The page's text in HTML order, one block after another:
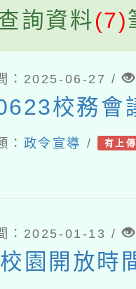
詢資料(7)
：2025-06-27 /
校務會
： 政令宣導 / 有上
：2025-01-13 /
園開放時